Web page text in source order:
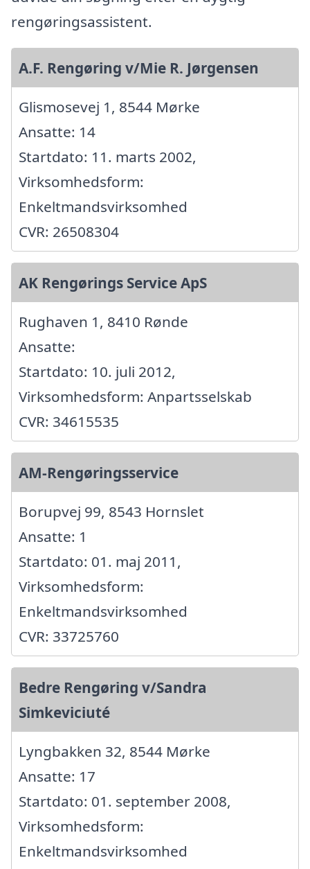
rengøringsassistent.
A.F. Rengøring v/Mie R. Jørgensen
Glismosevej 1, 8544 Mørke
Ansatte: 14
Startdato: 11. marts 2002,
Virksomhedsform:
Enkeltmandsvirksomhed
CVR: 26508304
AK Rengørings Service ApS
Rughaven 1, 8410 Rønde
Ansatte:
Startdato: 10. juli 2012,
Virksomhedsform: Anpartsselskab
CVR: 34615535
AM-Rengøringsservice
Borupvej 99, 8543 Hornslet
Ansatte: 1
Startdato: 01. maj 2011,
Virksomhedsform:
Enkeltmandsvirksomhed
CVR: 33725760
Bedre Rengøring v/Sandra
Simkeviciuté
Lyngbakken 32, 8544 Mørke
Ansatte: 17
Startdato: 01. september 2008,
Virksomhedsform:
Enkeltmandsvirksomhed